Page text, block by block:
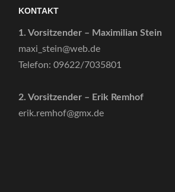
KONTAKT
1. Vorsitzender – Maximilian Stein
maxi_stein@web.de
Telefon: 09622/7035801
2. Vorsitzender – Erik Remhof
erik.remhof@gmx.de